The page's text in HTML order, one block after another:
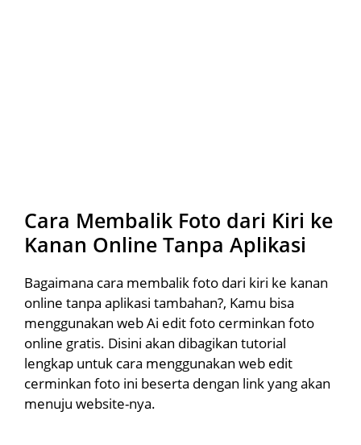
Cara Membalik Foto dari Kiri ke
Kanan Online Tanpa Aplikasi
Bagaimana cara membalik foto dari kiri ke kanan
online tanpa aplikasi tambahan?, Kamu bisa
menggunakan web Ai edit foto cerminkan foto
online gratis. Disini akan dibagikan tutorial
lengkap untuk cara menggunakan web edit
cerminkan foto ini beserta dengan link yang akan
menuju website-nya.